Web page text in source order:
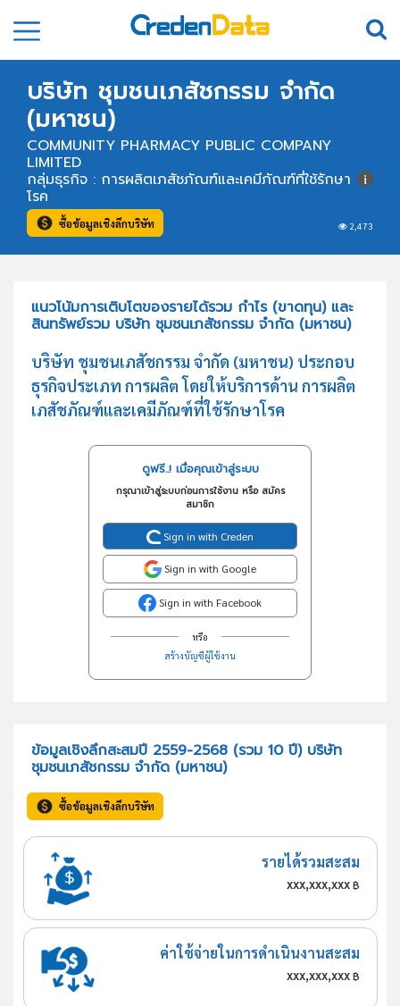
บริษัท ชุมชนเภสัชกรรม จำกัด
(มหาชน)
COMMUNITY PHARMACY PUBLIC COMPANY
LIMITED
2,473
กลุ่มธุรกิจ : การผลิตเภสัชภัณฑ์และเคมีภัณฑ์ที่ใช้รักษา
โรค
ซื้อข้อมูลเชิงลึกบริษัท
แนวโน้มการเติบโตของรายได้รวม กำไร (ขาดทุน) และ
สินทรัพย์รวม บริษัท ชุมชนเภสัชกรรม จำกัด (มหาชน)
บริษัท ชุมชนเภสัชกรรม จำกัด (มหาชน) ประกอบ
ธุรกิจประเภท การผลิต โดยให้บริการด้าน การผลิต
เภสัชภัณฑ์และเคมีภัณฑ์ที่ใช้รักษาโรค
ดูฟรี..! เมื่อคุณเข้าสู่ระบบ
กรุณาเข้าสู่ระบบก่อนการใช้งาน หรือ สมัคร
สมาชิก
Sign in with Creden
Sign in with Google
Sign in with Facebook
หรือ
สร้างบัญชีผู้ใช้งาน
ข้อมูลเชิงลึกสะสมปี 2559-2568 (รวม 10 ปี) บริษัท
ชุมชนเภสัชกรรม จำกัด (มหาชน)
ซื้อข้อมูลเชิงลึกบริษัท
รายได้รวมสะสม
xxx,xxx,xxx฿
ค่าใช้จ่ายในการดำเนินงานสะสม
xxx,xxx,xxx฿